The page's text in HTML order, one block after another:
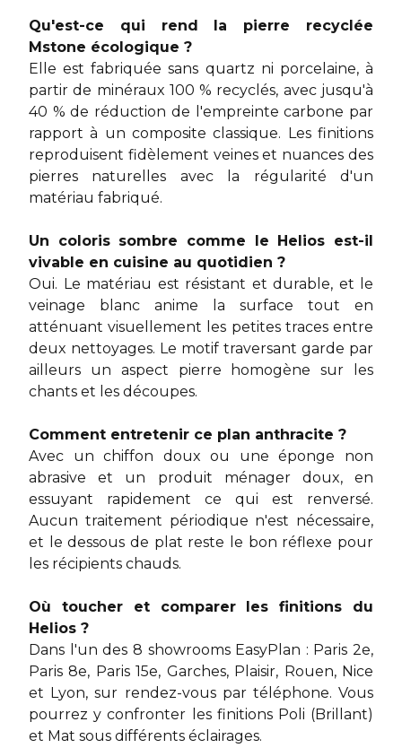
Qu'est-ce qui rend la pierre recyclée
Mstone écologique ?
Elle est fabriquée sans quartz ni porcelaine, à
partir de minéraux 100 % recyclés, avec jusqu'à
40 % de réduction de l'empreinte carbone par
rapport à un composite classique. Les finitions
reproduisent fidèlement veines et nuances des
pierres naturelles avec la régularité d'un
matériau fabriqué.
Un coloris sombre comme le Helios est-il
vivable en cuisine au quotidien ?
Oui. Le matériau est résistant et durable, et le
veinage blanc anime la surface tout en
atténuant visuellement les petites traces entre
deux nettoyages. Le motif traversant garde par
ailleurs un aspect pierre homogène sur les
chants et les découpes.
Comment entretenir ce plan anthracite ?
Avec un chiffon doux ou une éponge non
abrasive et un produit ménager doux, en
essuyant rapidement ce qui est renversé.
Aucun traitement périodique n'est nécessaire,
et le dessous de plat reste le bon réflexe pour
les récipients chauds.
Où toucher et comparer les finitions du
Helios ?
Dans l'un des 8 showrooms EasyPlan : Paris 2e,
Paris 8e, Paris 15e, Garches, Plaisir, Rouen, Nice
et Lyon, sur rendez-vous par téléphone. Vous
pourrez y confronter les finitions Poli (Brillant)
et Mat sous différents éclairages.